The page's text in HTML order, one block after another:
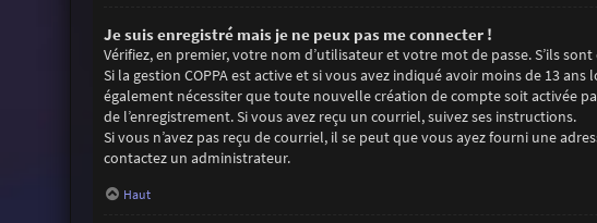
Je suis enregistré mais je ne peux pas me connecter !
Vérifiez, en premier, votre nom d’utilisateur et votre mot de passe. S’ils
Si la gestion COPPA est active et si vous avez indiqué avoir moins de 13
également nécessiter que toute nouvelle création de compte soit activée
de l’enregistrement. Si vous avez reçu un courriel, suivez ses instructions.
Si vous n’avez pas reçu de courriel, il se peut que vous ayez fourni une
contactez un administrateur.
Haut